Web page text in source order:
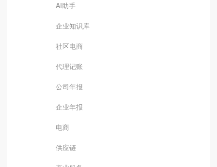
AI助手
企业知识库
社区电商
代理记账
公司年报
企业年报
电商
供应链